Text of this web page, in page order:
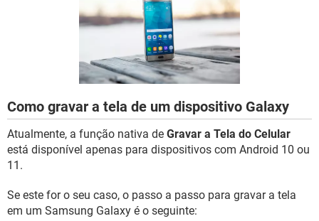
Como gravar a tela de um dispositivo Galaxy
Atualmente, a função nativa de Gravar a Tela do Celular
está disponível apenas para dispositivos com Android 10 ou
11.
Se este for o seu caso, o passo a passo para gravar a tela
em um Samsung Galaxy é o seguinte: